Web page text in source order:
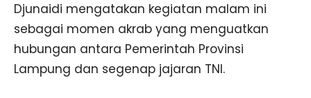
Djunaidi mengatakan kegiatan malam ini
sebagai momen akrab yang menguatkan
hubungan antara Pemerintah Provinsi
Lampung dan segenap jajaran TNI.